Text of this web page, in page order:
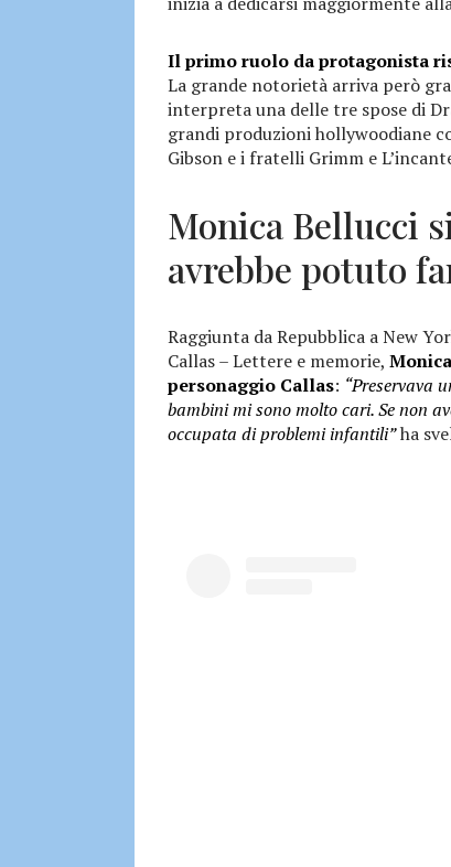
Il primo ruolo da protagonista
La grande notorietà arriva però
interpreta una delle tre spose di
grandi produzioni hollywoodiane
Gibson e i fratelli Grimm e
Monica Bellucci
avrebbe potuto
Raggiunta da Repubblica a New
Callas – Lettere e memorie,
personaggio Callas: “Preservava
bambini mi sono molto cari. Se non
occupata di problemi infantili”ha